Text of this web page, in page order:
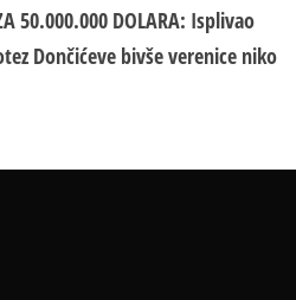
50.000.000 DOLARA: Isplivao
Dončićeve bivše verenice niko